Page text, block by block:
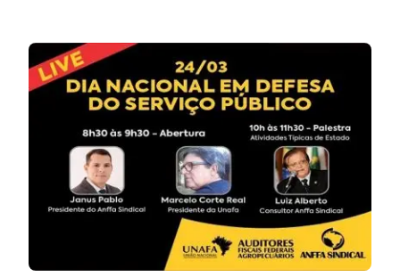
NOTÍCIAS
BARREIRAS
PCCR JÁ – Galeria